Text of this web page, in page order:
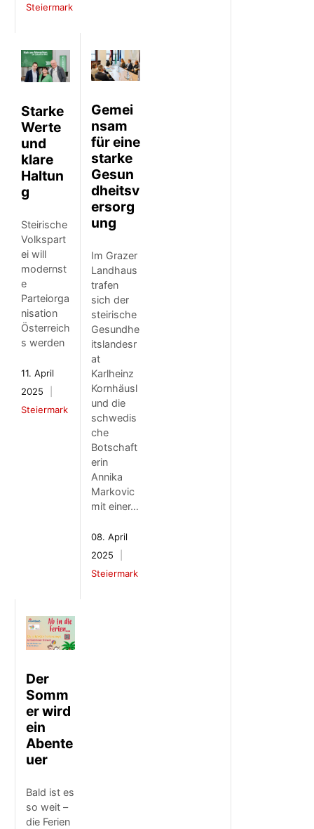
Steiermark
Starke
Werte
und
klare
Haltun
g
Steirische
Volkspart
ei will
modernst
e
Parteiorga
nisation
Österreich
s werden
11. April
2025
Steiermark
Gemei
nsam
für eine
starke
Gesun
dheitsv
ersorg
ung
Im Grazer
Landhaus
trafen
sich der
steirische
Gesundhe
itslandesr
at
Karlheinz
Kornhäusl
und die
schwedis
che
Botschaft
erin
Annika
Markovic
mit einer…
08. April
2025
Steiermark
Der
Somm
er wird
ein
Abente
uer
Bald ist es
so weit –
die Ferien